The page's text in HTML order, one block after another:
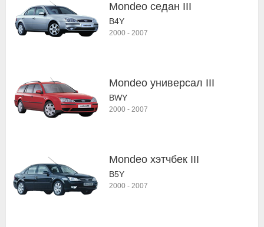
Mondeo седан III
B4Y
2000 - 2007
Mondeo универсал III
BWY
2000 - 2007
Mondeo хэтчбек III
B5Y
2000 - 2007